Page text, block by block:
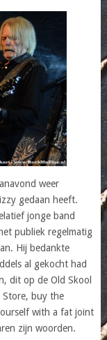
weer
gedaan heeft.
jonge band
publiek regelmatig
Hij bedankte
al gekocht had
dit op de Old Skool
Store, buy the
with a fat joint
zijn woorden.